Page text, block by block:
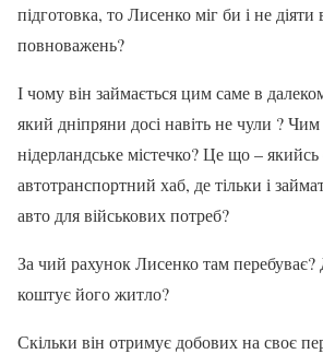
підготовка, то Лисенко міг би і не
повноважень?
І чому він займається цим саме в
який дніпряни досі навіть не чули ?
нідерландське містечко? Це що –
автотранспортний хаб, де тільки і
авто для військових потреб?
За чий рахунок Лисенко там перебуває?
коштує його житло?
Скільки він отримує добових на своє